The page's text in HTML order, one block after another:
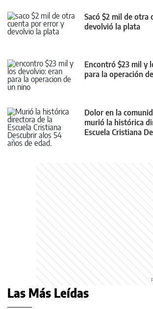
Sacó $2 mil de
devolvió la plata
Encontró $23 mil y
para la operación
Dolor en la
murió la histórica
Escuela Cristiana
Las Más Leídas